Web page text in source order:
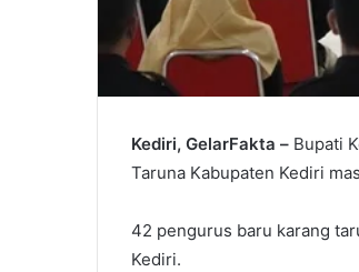
Kediri, GelarFakta – Bupati
Taruna Kabupaten Kediri
42 pengurus baru karang
Kediri.